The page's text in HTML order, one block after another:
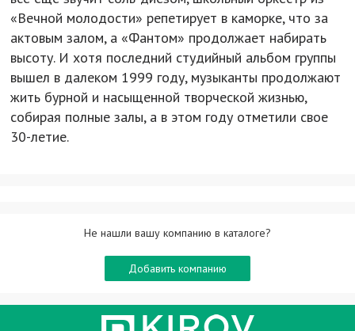
«Вечной молодости» репетирует в каморке, что за
актовым залом, а «Фантом» продолжает набирать
высоту. И хотя последний студийный альбом группы
вышел в далеком 1999 году, музыканты продолжают
жить бурной и насыщенной творческой жизнью,
собирая полные залы, а в этом году отметили свое
30-летие.
Не нашли вашу компанию в каталоге?
Добавить компанию